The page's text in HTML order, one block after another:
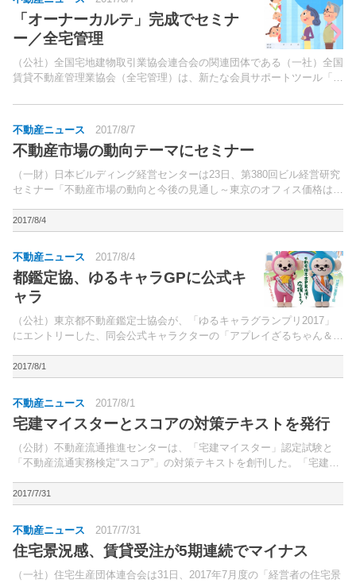
「オーナーカルテ」完成でセミナ
ー／全宅管理
（公社）全国宅地建物取引業協会連合会の関連団体である（一社）全国
賃貸不動産管理業協会（全宅管理）は、新たな会員サポートツール「オ
不動産ニュース 2017/8/7
不動産市場の動向テーマにセミナー
（一財）日本ビルディング経営センターは23日、第380回ビル経営研究
セミナー「不動産市場の動向と今後の見通し～東京のオフィス価格は大
礎研究所 投資調査第2部長の坂本雅昭氏と同社同部...
2017/8/4
不動産ニュース 2017/8/4
都鑑定協、ゆるキャラGPに公式キ
ャラ
（公社）東京都不動産鑑定士協会が、「ゆるキャラグランプリ2017」
にエントリーした、同会公式キャラクターの「アプレイざるちゃん＆コ
認知度向上や業務内容の周知を目的に、同キャラクター...
2017/8/1
不動産ニュース 2017/8/1
宅建マイスターとスコアの対策テキストを発行
（公財）不動産流通推進センターは、「宅建マイスター」認定試験と
「不動産流通実務検定“スコア”」の対策テキストを創刊した。「宅建マ
の...
2017/7/31
不動産ニュース 2017/7/31
住宅景況感、賃貸受注が5期連続でマイナス
（一社）住宅生産団体連合会は31日、2017年7月度の「経営者の住宅景